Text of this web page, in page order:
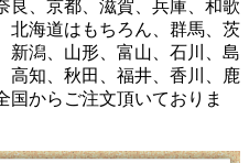
良、京都、滋賀、兵庫、和歌
北海道はもちろん、群馬、茨
新潟、山形、富山、石川、島
高知、秋田、福井、香川、鹿
国からご注文頂いておりま